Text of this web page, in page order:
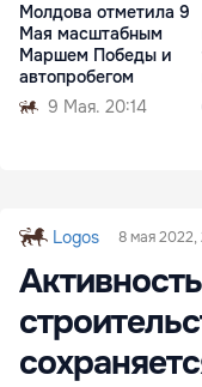
Молдова отметила 9
Мая масштабным
Маршем Победы и
автопробегом
9 Мая. 20:14
Logos 8 мая 2022,